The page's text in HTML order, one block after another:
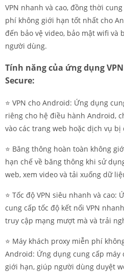
VPN nhanh và cao, đồng thời
phí không giới hạn tốt nhất cho
đến bảo vệ video, bảo mật wifi và
người dùng.
Tính năng của ứng dụng
Secure:
⭐️ VPN cho Android: Ứng dụng
riêng cho hệ điều hành Android,
vào các trang web hoặc dịch vụ
⭐️ Băng thông hoàn toàn không
hạn chế về băng thông khi sử
web, xem video và tải xuống dữ
⭐️ Tốc độ VPN siêu nhanh và cao:
cung cấp tốc độ kết nối VPN
truy cập mạng mượt mà và trải
⭐️ Máy khách proxy miễn phí
Android: Ứng dụng cung cấp
giới hạn, giúp người dùng duyệt